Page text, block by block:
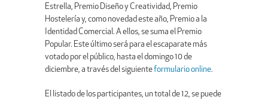
Estrella, Premio Diseño y Creatividad, Premio
Hostelería y, como novedad este año, Premio a la
Identidad Comercial. A ellos, se suma el Premio
Popular. Este último será para el escaparate más
votado por el público, hasta el domingo 10 de
diciembre, a través del siguienteformulario online.
El listado de los participantes, un total de 12, se puede